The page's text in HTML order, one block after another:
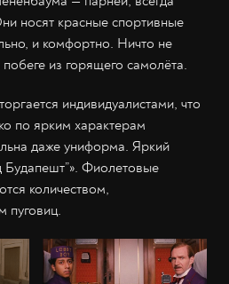
носят красные спортивные
и комфортно. Ничто не
из горящего самолёта.
индивидуалистами, что
по ярким характерам
даже униформа. Яркий
Будапешт”». Фиолетовые
количеством,
пуговиц.